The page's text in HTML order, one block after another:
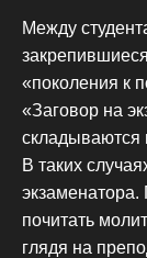
Между
«поколения к
«Заговор на
складываются
В таких
экзаменатора.
почитать
глядя на